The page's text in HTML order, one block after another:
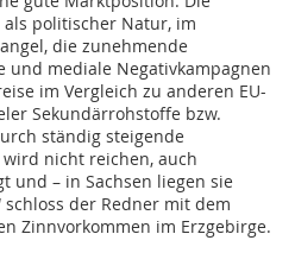
politischer Natur, im
die zunehmende
und mediale Negativkampagnen
im Vergleich zu anderen EU-
Sekundärrohstoffe bzw.
ständig steigende
nicht reichen, auch
und – in Sachsen liegen sie
der Redner mit dem
Zinnvorkommen im Erzgebirge.